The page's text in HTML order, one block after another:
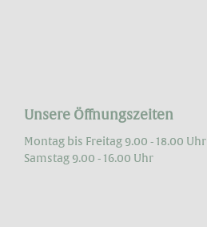
Unsere Öffnungszeiten
Montag bis Freitag 9.00 - 18.00 Uhr
Samstag 9.00 - 16.00 Uhr